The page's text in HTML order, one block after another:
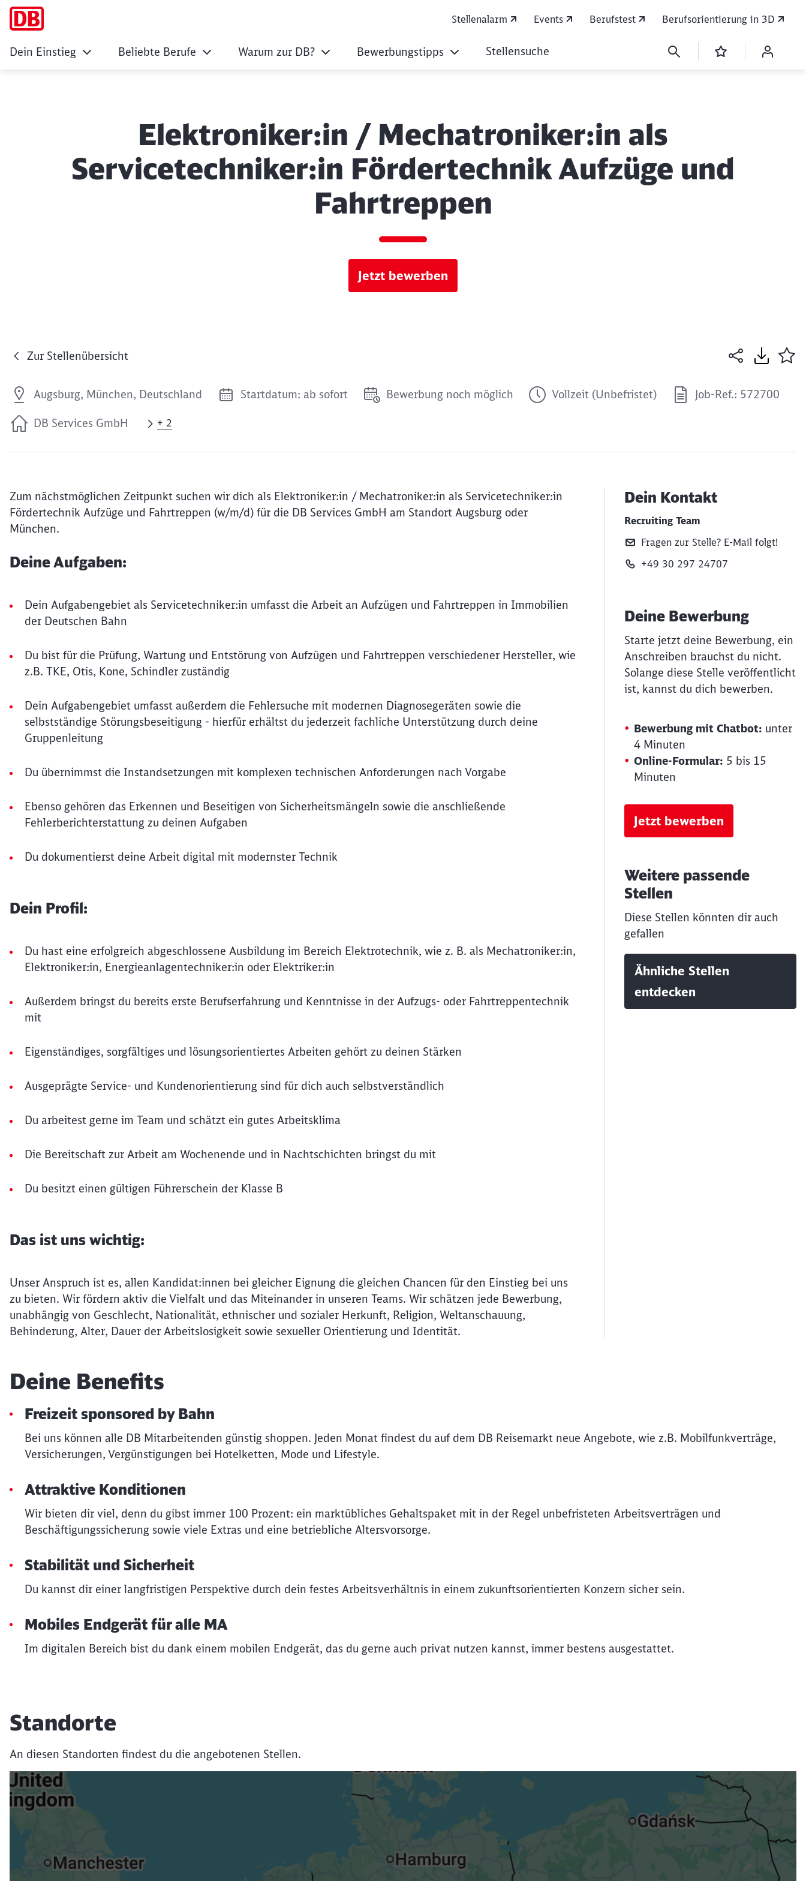
Stellenalarm Events Berufstest Berufsorientierung in 3D
Dein Einstieg Beliebte Berufe Warum zur DB? Bewerbungstipps Stellensuche
Elektroniker:in / Mechatroniker:in als
Servicetechniker:in Fördertechnik Aufzüge und
Fahrtreppen
Jetzt bewerben
Zur Stellenübersicht
Augsburg, München, Deutschland Startdatum: ab sofort Bewerbung noch möglich Vollzeit (Unbefristet) Job-Ref.: 572700
DB Services GmbH + 2
Zum nächstmöglichen Zeitpunkt suchen wir dich als Elektroniker:in / Mechatroniker:in als Servicetechniker:in
Fördertechnik Aufzüge und Fahrtreppen (w/m/d) für die DB Services GmbH am Standort Augsburg oder
München.
Deine Aufgaben:
Dein Aufgabengebiet als Servicetechniker:in umfasst die Arbeit an Aufzügen und Fahrtreppen in Immobilien
der Deutschen Bahn
Du bist für die Prüfung, Wartung und Entstörung von Aufzügen und Fahrtreppen verschiedener Hersteller, wie
z.B. TKE, Otis, Kone, Schindler zuständig
Dein Aufgabengebiet umfasst außerdem die Fehlersuche mit modernen Diagnosegeräten sowie die
selbstständige Störungsbeseitigung - hierfür erhältst du jederzeit fachliche Unterstützung durch deine
Gruppenleitung
Du übernimmst die Instandsetzungen mit komplexen technischen Anforderungen nach Vorgabe
Ebenso gehören das Erkennen und Beseitigen von Sicherheitsmängeln sowie die anschließende
Fehlerberichterstattung zu deinen Aufgaben
Du dokumentierst deine Arbeit digital mit modernster Technik
Dein Profil:
Du hast eine erfolgreich abgeschlossene Ausbildung im Bereich Elektrotechnik, wie z. B. als Mechatroniker:in,
Elektroniker:in, Energieanlagentechniker:in oder Elektriker:in
Außerdem bringst du bereits erste Berufserfahrung und Kenntnisse in der Aufzugs- oder Fahrtreppentechnik
mit
Eigenständiges, sorgfältiges und lösungsorientiertes Arbeiten gehört zu deinen Stärken
Ausgeprägte Service- und Kundenorientierung sind für dich auch selbstverständlich
Du arbeitest gerne im Team und schätzt ein gutes Arbeitsklima
Die Bereitschaft zur Arbeit am Wochenende und in Nachtschichten bringst du mit
Du besitzt einen gültigen Führerschein der Klasse B
Das ist uns wichtig:
Unser Anspruch ist es, allen Kandidat:innen bei gleicher Eignung die gleichen Chancen für den Einstieg bei uns
zu bieten. Wir fördern aktiv die Vielfalt und das Miteinander in unseren Teams. Wir schätzen jede Bewerbung,
unabhängig von Geschlecht, Nationalität, ethnischer und sozialer Herkunft, Religion, Weltanschauung,
Behinderung, Alter, Dauer der Arbeitslosigkeit sowie sexueller Orientierung und Identität.
Dein Kontakt
Recruiting Team
Fragen zur Stelle? E‑Mail folgt!
+49 30 297 24707
Deine Bewerbung
Starte jetzt deine Bewerbung, ein
Anschreiben brauchst du nicht.
Solange diese Stelle veröffentlicht
ist, kannst du dich bewerben.
Bewerbung mit Chatbot: unter
4 Minuten
Online-Formular: 5 bis 15
Minuten
Jetzt bewerben
Weitere passende
Stellen
Diese Stellen könnten dir auch
gefallen
Ähnliche Stellen
entdecken
Deine Benefits
Freizeit sponsored by Bahn
Bei uns können alle DB Mitarbeitenden günstig shoppen. Jeden Monat findest du auf dem DB Reisemarkt neue Angebote, wie z.B. Mobilfunkverträge,
Versicherungen, Vergünstigungen bei Hotelketten, Mode und Lifestyle.
Attraktive Konditionen
Wir bieten dir viel, denn du gibst immer 100 Prozent: ein marktübliches Gehaltspaket mit in der Regel unbefristeten Arbeitsverträgen und
Beschäftigungssicherung sowie viele Extras und eine betriebliche Altersvorsorge.
Stabilität und Sicherheit
Du kannst dir einer langfristigen Perspektive durch dein festes Arbeitsverhältnis in einem zukunftsorientierten Konzern sicher sein.
Mobiles Endgerät für alle MA
Im digitalen Bereich bist du dank einem mobilen Endgerät, das du gerne auch privat nutzen kannst, immer bestens ausgestattet.
Standorte
An diesen Standorten findest du die angebotenen Stellen.
Schließen
Möchten Sie zuweitergeleitet werden?